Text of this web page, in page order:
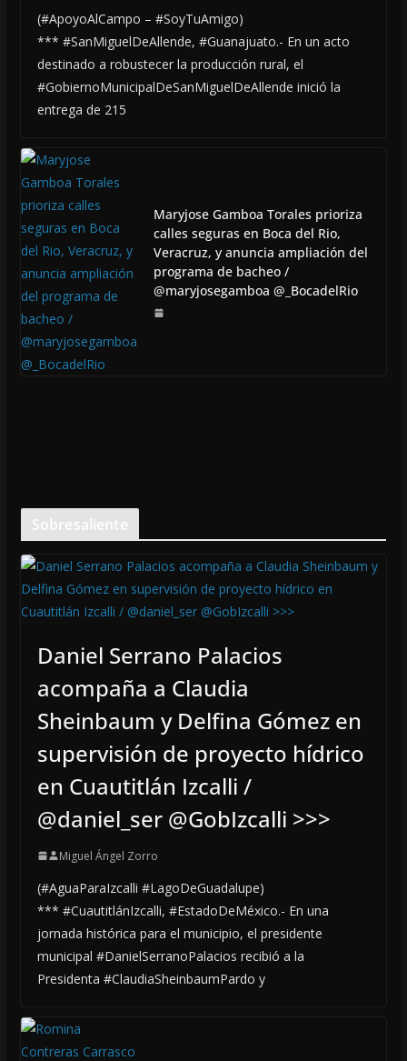
(#ApoyoAlCampo – #SoyTuAmigo)
*** #SanMiguelDeAllende, #Guanajuato.- En un acto
destinado a robustecer la producción rural, el
#GobiernoMunicipalDeSanMiguelDeAllende inició la
entrega de 215
Maryjose Gamboa Torales prioriza
calles seguras en Boca del Rio,
Veracruz, y anuncia ampliación del
programa de bacheo /
@maryjosegamboa @_BocadelRio
Sobresaliente
Daniel Serrano Palacios
acompaña a Claudia
Sheinbaum y Delfina Gómez en
supervisión de proyecto hídrico
en Cuautitlán Izcalli /
@daniel_ser @GobIzcalli >>>
Miguel Ángel Zorro
(#AguaParaIzcalli #LagoDeGuadalupe)
*** #CuautitlánIzcalli, #EstadoDeMéxico.- En una
jornada histórica para el municipio, el presidente
municipal #DanielSerranoPalacios recibió a la
Presidenta #ClaudiaSheinbaumPardo y